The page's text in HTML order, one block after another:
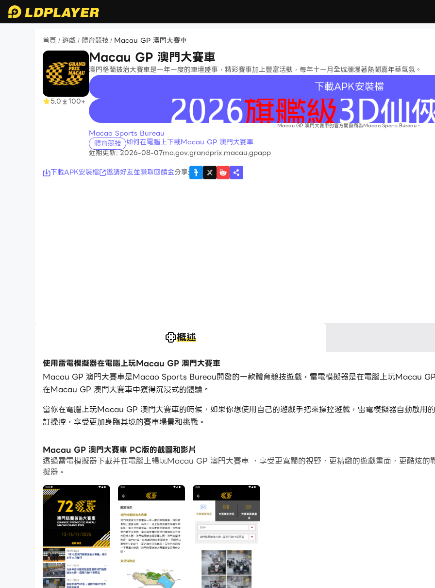
首頁 / 遊戲 / 體育競技 / Macau GP 澳門大賽車
5.0 100+
Macau GP 澳門大賽車
澳門格蘭披治大賽車是一年一度的車壇盛事，精彩賽事加上豐富活動，每年十一月全城瀰漫著熱鬧嘉年華氣氛。
下載APK安裝檔
recommend
Macau GP 澳門大賽車的官方開發商為Macao Sports Bureau。
Macao Sports Bureau
體育競技 如何在電腦上下載Macau GP 澳門大賽車
近期更新: 2026-08-07mo.gov.grandprix.macau.gpapp
下載APK安裝檔
邀請好友並賺取回饋金分享:
概述
使用雷電模擬器在電腦上玩Macau GP 澳門大賽車
Macau GP 澳門大賽車是Macao Sports Bureau開發的一款體育競技遊戲，雷電模擬器是在電腦上玩Macau
在Macau GP 澳門大賽車中獲得沉浸式的體驗。
當你在電腦上玩Macau GP 澳門大賽車的時候，如果你想使用自己的遊戲手把來操控遊戲，雷電模擬器自動啟
訂操控，享受更加身臨其境的賽車場景和挑戰。
在高幀率的支援下，遊戲中多樣的賽道設計、豐富的地形和環境變化也會變得更加真實細膩。
同時，錄製影片功能能讓你輕鬆記錄下一切精彩有趣的比賽和遊戲內容，用來與朋友分享或製作影片都非常方便
車吧！
澳門格蘭披治大賽車是一年一度的車壇盛事，精彩賽事加上豐富活動，每年十一月全城瀰漫著熱鬧嘉年華氣氛。
洋跑道。坐在觀眾席欣賞澳門格蘭披治大賽車各項精彩賽事，定必讓你印象難忘，若你也想感受一下賽車的樂趣
Macau GP 澳門大賽車 PC版的截圖和影片
透過雷電模擬器下載并在電腦上暢玩Macau GP 澳門大賽車 ，享受更寬闊的視野，更精緻的遊戲畫面，更酷炫
擬器。